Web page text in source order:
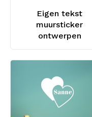
Eigen tekst
muursticker
ontwerpen